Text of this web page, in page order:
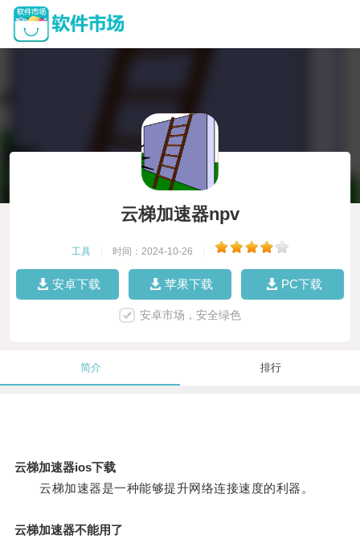
云梯加速器npv
工具 时间：2024-10-26
安卓下载 苹果下载 PC下载
安卓市场，安全绿色
简介 排行
云梯加速器ios下载
云梯加速器是一种能够提升网络连接速度的利器。
云梯加速器不能用了